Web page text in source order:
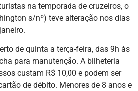
na temporada de cruzeiros, o
s/nº) teve alteração nos dias
de quinta a terça-feira, das 9h às
para manutenção. A bilheteria
custam R$ 10,00 e podem ser
de débito. Menores de 8 anos e